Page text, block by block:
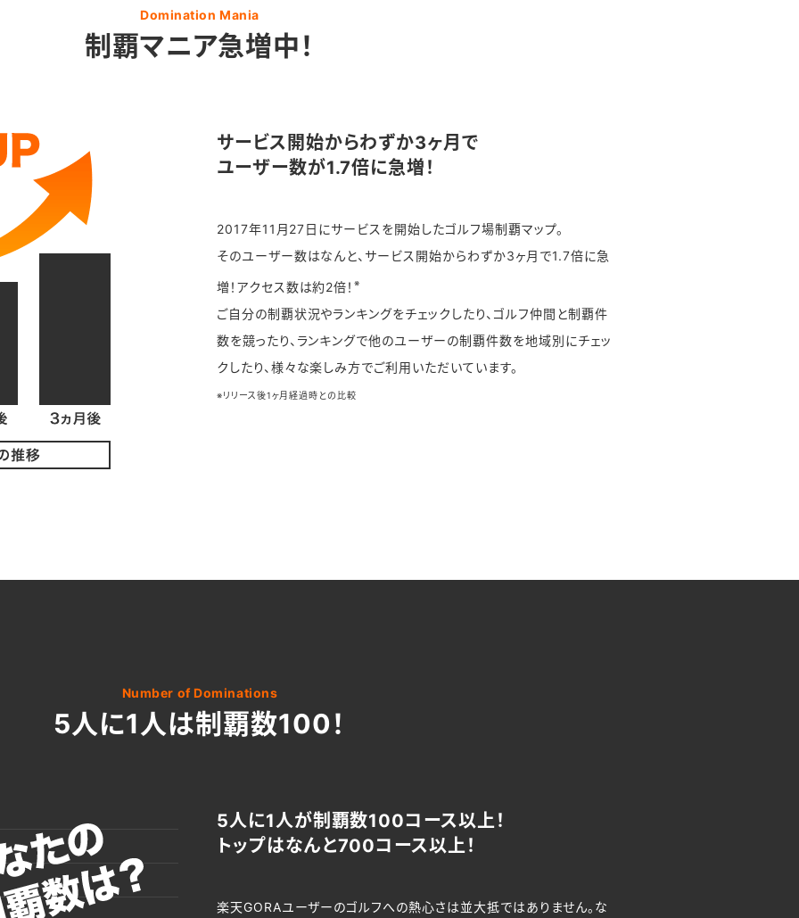
Domination Mania
制覇マニア急増中！
サービス開始からわずか3ヶ月で
ユーザー数が1.7倍に急増！
2017年11月27日にサービスを開始したゴルフ場制覇マップ。
そのユーザー数はなんと、サービス開始からわずか3ヶ月で1.7倍に急
増！アクセス数は約2倍！※
ご自分の制覇状況やランキングをチェックしたり、ゴルフ仲間と制覇件
数を競ったり、ランキングで他のユーザーの制覇件数を地域別にチェッ
クしたり、様々な楽しみ方でご利用いただいています。
※リリース後1ヶ月経過時との比較
Number of Dominations
5人に1人は制覇数100！
5人に1人が制覇数100コース以上！
トップはなんと700コース以上！
楽天GORAユーザーのゴルフへの熱心さは並大抵ではありません。な